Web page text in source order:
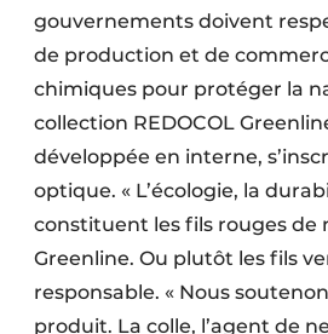
gouvernements doivent
de production et de
chimiques pour protéger la
collection REDOCOL
développée en interne,
optique. « L’écologie, la
constituent les fils rouges de
Greenline. Ou plutôt les fils
responsable. « Nous
produit. La colle, l’agent de